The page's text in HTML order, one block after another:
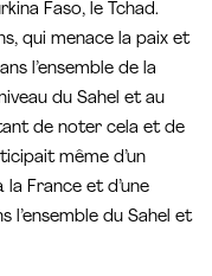
Faso, le Tchad.
qui menace la paix et
l’ensemble de la
du Sahel et au
de noter cela et de
même d’un
France et d’une
l’ensemble du Sahel et